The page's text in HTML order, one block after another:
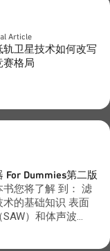
Article
轨卫星技术如何改写
赛格局
For Dummies第二版
书您将了解 到： 滤
术的基础知识 表面
SAW）和体声波